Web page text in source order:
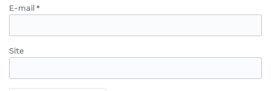
E-mail *
Site